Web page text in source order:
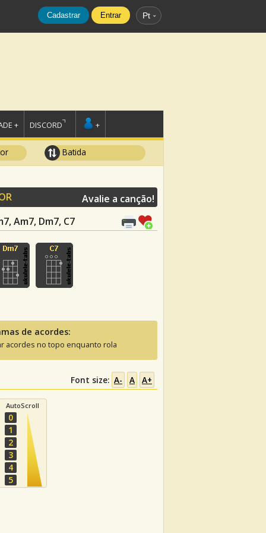
Cadastrar Entrar Pt
+ DISCORD +
Batida
Am7, Dm7, C7
Avalie a canção!
de acordes:
acordes no topo enquanto rola
Font size: A- A A+
AutoScroll
0
1
2
3
4
5